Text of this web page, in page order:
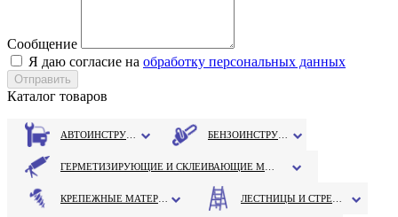
Сообщение
Я даю согласие на обработку персональных данных
Каталог товаров